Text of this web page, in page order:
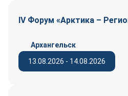
IV Форум «Арктика –
13.08.2026 - 14.08.2026
Архангельск